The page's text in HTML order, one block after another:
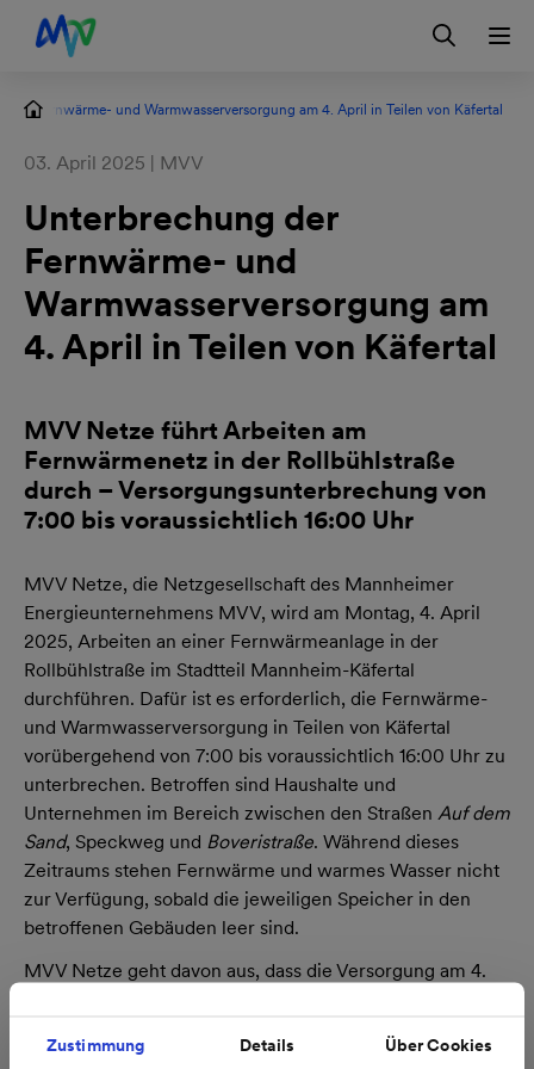
Zustimmung Details Über Cookies
Zur Hauptnavigation springen
Zum Hauptinhalt springen
Zur Footernavigation springen
Kontakt EN Login
der Fernwärme- und Warmwasserversorgung am 4. April in Teilen von Käfertal
03. April 2025 | MVV
Unterbrechung der
Fernwärme- und
Warmwasserversorgung am
4. April in Teilen von Käfertal
MVV Netze führt Arbeiten am
Fernwärmenetz in der Rollbühlstraße
durch – Versorgungsunterbrechung von
7:00 bis voraussichtlich 16:00 Uhr
MVV Netze, die Netzgesellschaft des Mannheimer
Energieunternehmens MVV, wird am Montag, 4. April
2025, Arbeiten an einer Fernwärmeanlage in der
Rollbühlstraße im Stadtteil Mannheim-Käfertal
durchführen. Dafür ist es erforderlich, die Fernwärme-
und Warmwasserversorgung in Teilen von Käfertal
vorübergehend von 7:00 bis voraussichtlich 16:00 Uhr zu
unterbrechen. Betroffen sind Haushalte und
Unternehmen im Bereich zwischen den Straßen Auf dem
Sand, Speckweg und Boveristraße. Während dieses
Zeitraums stehen Fernwärme und warmes Wasser nicht
zur Verfügung, sobald die jeweiligen Speicher in den
betroffenen Gebäuden leer sind.
MVV Netze geht davon aus, dass die Versorgung am 4.
Stunde, bis die Gebäude wie gewohnt vollständig